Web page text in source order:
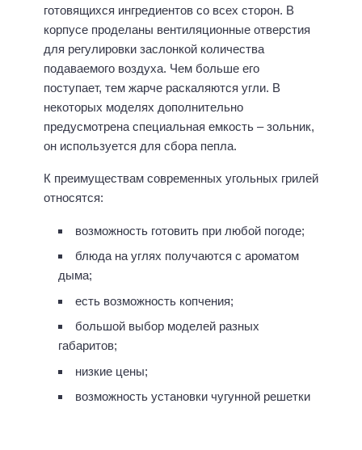
готовящихся ингредиентов со всех сторон. В
корпусе проделаны вентиляционные отверстия
для регулировки заслонкой количества
подаваемого воздуха. Чем больше его
поступает, тем жарче раскаляются угли. В
некоторых моделях дополнительно
предусмотрена специальная емкость – зольник,
он используется для сбора пепла.
К преимуществам современных угольных грилей
относятся:
возможность готовить при любой погоде;
блюда на углях получаются с ароматом
дыма;
есть возможность копчения;
большой выбор моделей разных
габаритов;
низкие цены;
возможность установки чугунной решетки